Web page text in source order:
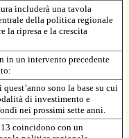
includerà una tavola
della politica regionale
la ripresa e la crescita
in un intervento precedente
sono la base su cui
di investimento e
nei prossimi sette anni.
coincidono con un